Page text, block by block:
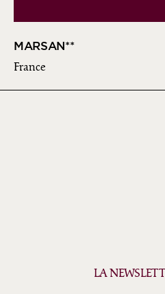
MARSAN**
France
LA